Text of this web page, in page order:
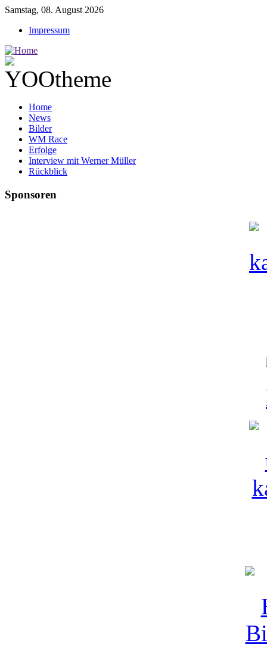
Samstag, 08. August 2026
Impressum
Home
News
Bilder
WM Race
Erfolge
Interview mit Werner Müller
Rückblick
Sponsoren